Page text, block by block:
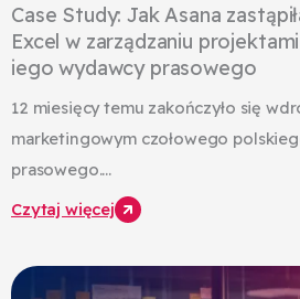
Case Study: Jak Asana
Excel w zarządzaniu
iego wydawcy prasowego
12 miesięcy temu zakończyło się
marketingowym czołowego
prasowego....
Czytaj więcej